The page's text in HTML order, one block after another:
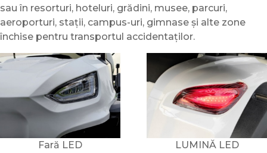
sau în resorturi, hoteluri, grădini, musee, parcuri,
aeroporturi, stații, campus-uri, gimnase și alte zone
închise pentru transportul accidentaților.
Fară LED LUMINĂ LED